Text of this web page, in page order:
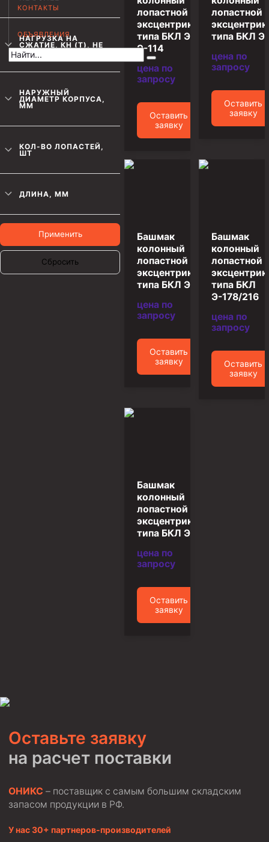
КОНТАКТЫ
ОБЪЯВЛЕНИЯ
Муфта НКВ 73
Муфта НКВ 60
Муфта НКТ 60
Муфта НКВ 89
Муфта НКТ 48
Обсадные трубы и муфты к ним
Муфта ОТТМ 102
Муфта ОТТГ 245
Муфта ОТТГ 178
Системы верхнего привода (СВП)
Элеваторы трубные
Буровые установки
Циркуляционные системы и оборудование для
НАГРУЗКА НА
СЖАТИЕ, КН (Т), НЕ
БОЛЕЕ
НАРУЖНЫЙ
ДИАМЕТР КОРПУСА,
ММ
КОЛ-ВО ЛОПАСТЕЙ,
ШТ
ДЛИНА, ММ
Применить
Сбросить
лопастной
эксцентриковый
типа БКЛ Э
Э-114
цена по
запросу
Оставить
заявку
лопастной
типа БКЛ
цена по
запросу
Оставить
заявку
Башмак
колонный
лопастной
эксцентриковый
типа БКЛ Э-168
цена по
запросу
Оставить
заявку
Башмак
колонный
лопастной
типа БКЛ
Э-178/216
цена по
запросу
Оставить
заявку
Башмак
колонный
лопастной
эксцентриковый
типа БКЛ Э-245
цена по
запросу
Оставить
заявку
Оставьте заявку
на расчет поставки
ОНИКС – поставщик с самым большим складским
запасом продукции в РФ.
У нас 30+ партнеров-производителей